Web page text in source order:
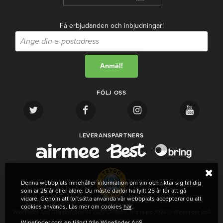
Få erbjudanden och inbjudningar!
FÖLJ OSS
LEVERANSPARTNERS
Denna webbplats innehåller information om vin och riktar sig till dig
som är 25 år eller äldre. Du måste därför ha fyllt 25 år för att gå
vidare. Genom att fortsätta använda vår webbplats accepterar du att
cookies används. Läs mer om cookies här.